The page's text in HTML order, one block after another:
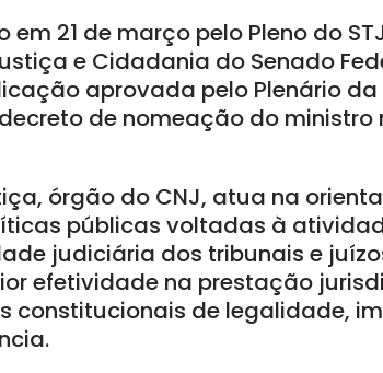
21 de março pelo Pleno do
e Cidadania do Senado
aprovada pelo Plenário da
de nomeação do ministro
órgão do CNJ, atua na
públicas voltadas à
judiciária dos tribunais e
efetividade na prestação
constitucionais de legalidade,